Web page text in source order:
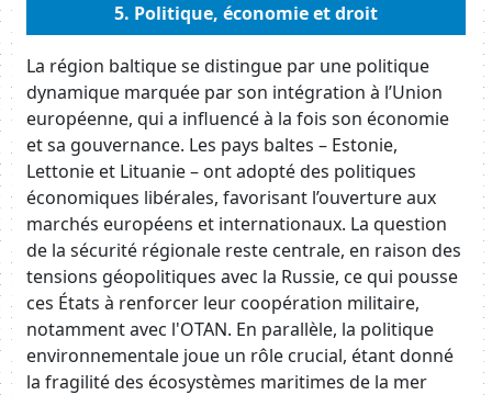
5. Politique, économie et droit
Body
La région baltique se distingue par une politique
dynamique marquée par son intégration à l’Union
européenne, qui a influencé à la fois son économie
et sa gouvernance. Les pays baltes – Estonie,
Lettonie et Lituanie – ont adopté des politiques
économiques libérales, favorisant l’ouverture aux
marchés européens et internationaux. La question
de la sécurité régionale reste centrale, en raison des
tensions géopolitiques avec la Russie, ce qui pousse
ces États à renforcer leur coopération militaire,
notamment avec l'OTAN. En parallèle, la politique
environnementale joue un rôle crucial, étant donné
la fragilité des écosystèmes maritimes de la mer